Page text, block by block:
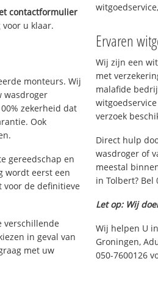
contactformulier
u klaar.
monteurs. Wij
wasdroger
zekerheid dat
Ook
gereedschap en
wordt eerst een
voor de definitieve
verschillende
in geval van
met uw
Ervaren
Wij zijn een
met
malafide
verzoek
Direct hulp
wasdroger of
meestal
in Tolbert? Bel
Let op: Wij
Wij helpen U
Groningen,
050-7600126